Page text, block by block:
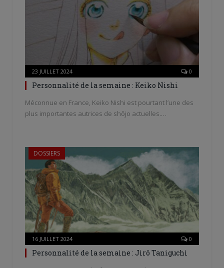
23 JUILLET 2024 0
Personnalité de la semaine : Keiko Nishi
Méconnue en France, Keiko Nishi est pourtant l’une des
plus importantes autrices de shôjo actuelles.…
DOSSIERS
16 JUILLET 2024 0
Personnalité de la semaine : Jirô Taniguchi